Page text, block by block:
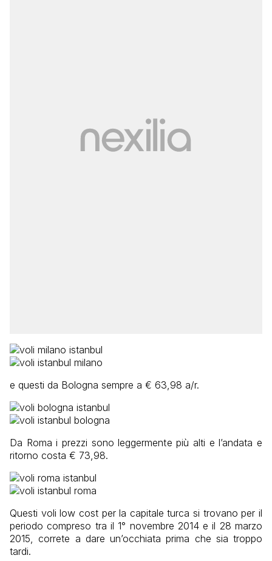
e questi da Bologna sempre a € 63,98 a/r.
Da Roma i prezzi sono leggermente più alti e l’andata e
ritorno costa € 73,98.
Questi voli low cost per la capitale turca si trovano per il
periodo compreso tra il 1° novembre 2014 e il 28 marzo
2015, correte a dare un’occhiata prima che sia troppo
tardi.